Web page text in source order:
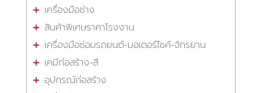
เครื่องมือช่าง
สินค้าพิเศษราคาโรงงาน
เครื่องมือซ่อมรถยนต์-มอเตอร์ไซค์-จักรยาน
เคมีก่อสร้าง-สี
อุปกรณ์ก่อสร้าง